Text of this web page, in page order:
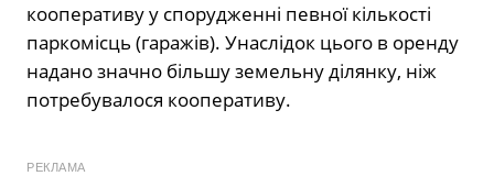
кооперативу у спорудженні певної кількості
паркомісць (гаражів). Унаслідок цього в оренду
надано значно більшу земельну ділянку, ніж
потребувалося кооперативу.
РЕКЛАМА